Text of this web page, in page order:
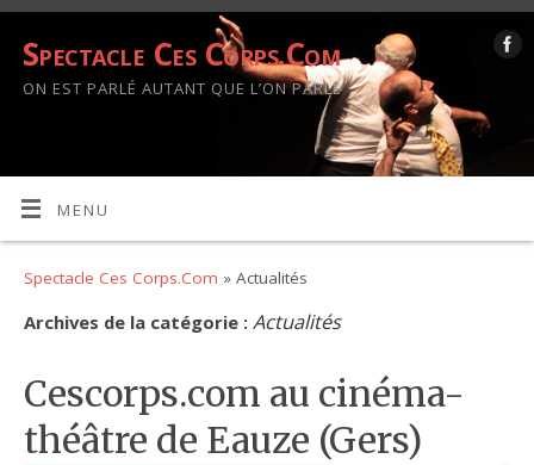
Spectacle Ces Corps.Com
ON EST PARLÉ AUTANT QUE L’ON PARLE
MENU
Spectacle Ces Corps.Com » Actualités
Archives de la catégorie :Actualités
Cescorps.com au cinéma-
théâtre de Eauze (Gers)